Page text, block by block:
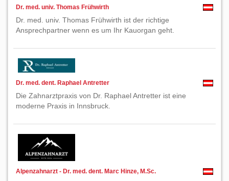
Dr. med. univ. Thomas Frühwirth
Dr. med. univ. Thomas Frühwirth ist der richtige
Ansprechpartner wenn es um Ihr Kauorgan geht.
Dr. med. dent. Raphael Antretter
Die Zahnarztpraxis von Dr. Raphael Antretter ist eine
moderne Praxis in Innsbruck.
Alpenzahnarzt - Dr. med. dent. Marc Hinze, M.Sc.